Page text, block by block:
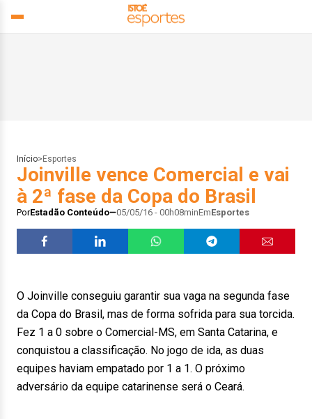
Início> Esportes
Joinville vence Comercial e vai
à 2ª fase da Copa do Brasil
PorEstadão Conteúdo 05/05/16 - 00h08minEmEsportes
O Joinville conseguiu garantir sua vaga na segunda fase
da Copa do Brasil, mas de forma sofrida para sua torcida.
Fez 1 a 0 sobre o Comercial-MS, em Santa Catarina, e
conquistou a classificação. No jogo de ida, as duas
equipes haviam empatado por 1 a 1. O próximo
adversário da equipe catarinense será o Ceará.